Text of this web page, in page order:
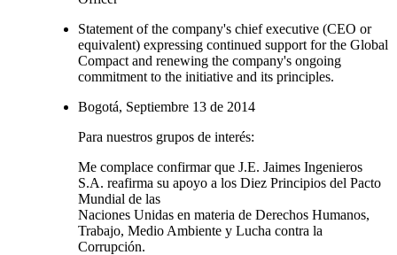
Statement of the company's chief executive (CEO or
equivalent) expressing continued support for the Global
Compact and renewing the company's ongoing
commitment to the initiative and its principles.
Bogotá, Septiembre 13 de 2014
Para nuestros grupos de interés:
Me complace confirmar que J.E. Jaimes Ingenieros
S.A. reafirma su apoyo a los Diez Principios del Pacto
Mundial de las
Naciones Unidas en materia de Derechos Humanos,
Trabajo, Medio Ambiente y Lucha contra la
Corrupción.